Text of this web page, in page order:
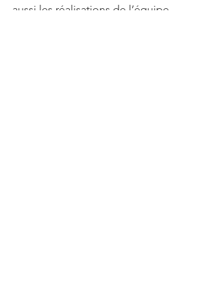
aussi les réalisations de l’équipe